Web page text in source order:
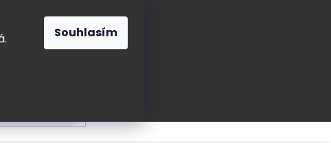
Souhlasím